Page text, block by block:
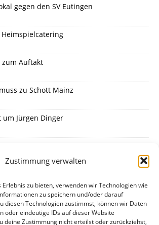
Zustimmung verwalten
zu bieten, verwenden wir Technologien wie
zu speichern und/oder darauf
diesen Technologien zustimmst, können wir Daten
oder eindeutige IDs auf dieser Website
deine Zustimmung nicht erteilst oder zurückziehst,
gegen den SV Eutingen
zum Auftakt
zu Schott Mainz
Jürgen Dinger
So tickt Björn!